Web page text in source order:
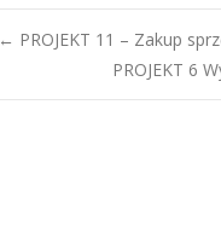
Post
← PROJEKT 11 – Zakup
PROJEKT 6